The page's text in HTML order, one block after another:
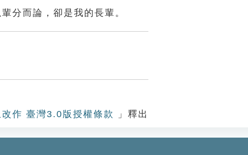
分而論，卻是我的長輩。
作 臺灣3.0版授權條款 」釋出